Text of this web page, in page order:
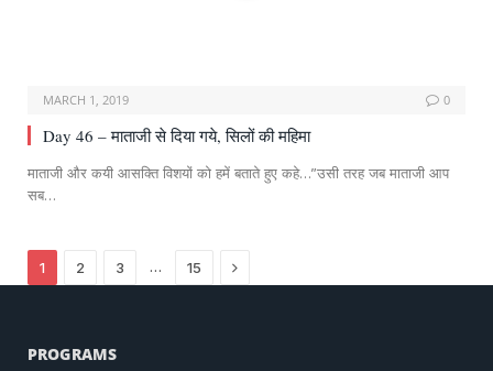
MARCH 1, 2019 0
Day 46 – माताजी से दिया गये, सिलों की महिमा
माताजी और कयी आसक्ति विशयों को हमें बताते हुए कहे…”उसी तरह जब माताजी आप
सब…
1 2 3 … 15 Next
PROGRAMS